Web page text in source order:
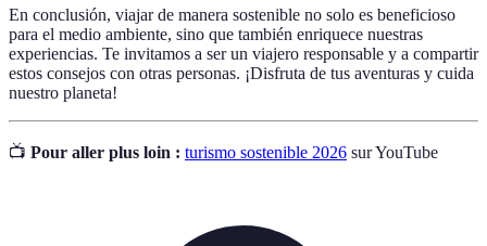
En conclusión, viajar de manera sostenible no solo es beneficioso
para el medio ambiente, sino que también enriquece nuestras
experiencias. Te invitamos a ser un viajero responsable y a compartir
estos consejos con otras personas. ¡Disfruta de tus aventuras y cuida
nuestro planeta!
📺 Pour aller plus loin : turismo sostenible 2026 sur YouTube